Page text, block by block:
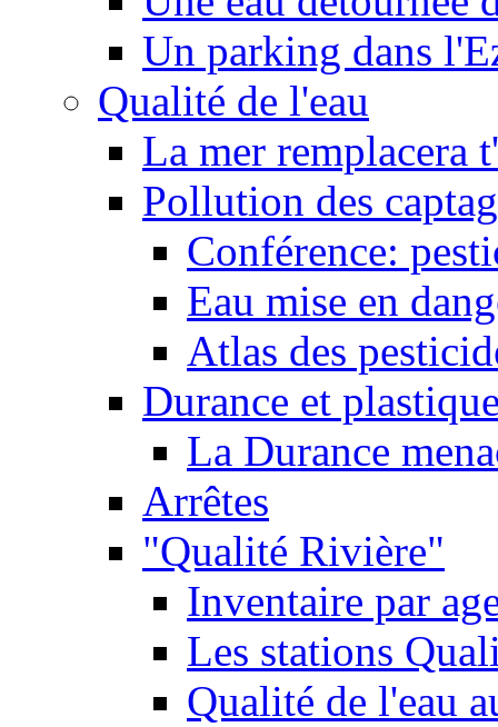
Un parking dans
Qualité de l'eau
La mer remplacera
Pollution des
Conférence:
Eau mise en
Atlas des
Durance et
La Durance
Arrêtes
"Qualité Rivière"
Inventaire par
Les stations
Qualité de l'eau